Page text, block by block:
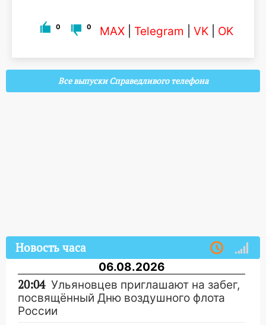
0 0 MAX Telegram VK OK
Все выпуски Справедливого телефона
Новость часа
06.08.2026
20:04 Ульяновцев приглашают на забег,
посвящённый Дню воздушного флота
России